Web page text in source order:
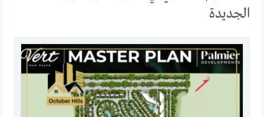
الجديدة